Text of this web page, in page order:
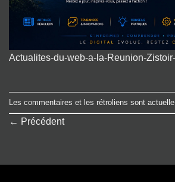
Actualites-du-web-a-la-Reunion-
Les commentaires et les rétroliens sont
← Précédent